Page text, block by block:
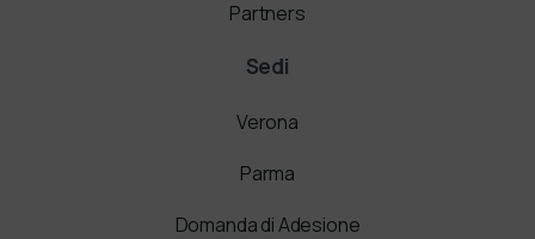
Partners
Sedi
Verona
Parma
Domanda di Adesione